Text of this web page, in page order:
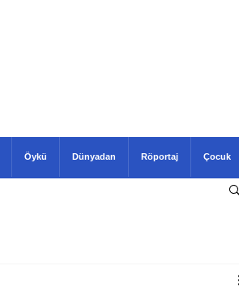
Öykü Dünyadan Röportaj Çocuk